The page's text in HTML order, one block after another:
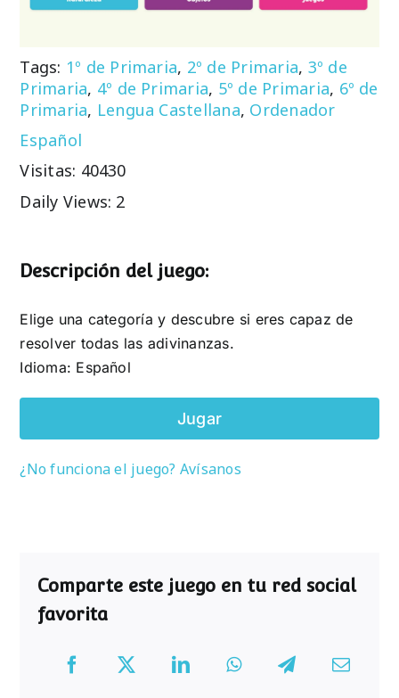
Tags: 1º de Primaria, 2º de Primaria, 3º de
Primaria, 4º de Primaria, 5º de Primaria, 6º de
Primaria, Lengua Castellana, Ordenador
Español
Visitas: 40430
Daily Views: 2
Descripción del juego:
Elige una categoría y descubre si eres capaz de
resolver todas las adivinanzas.
Idioma: Español
Jugar
¿No funciona el juego? Avísanos
Comparte este juego en tu red social
favorita